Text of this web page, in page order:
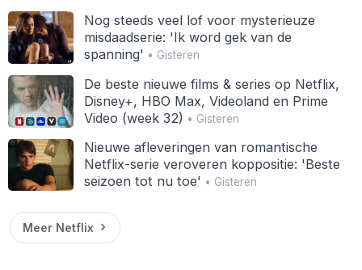
Nog steeds veel lof voor mysterieuze
misdaadserie: 'Ik word gek van de
spanning' • Gisteren
De beste nieuwe films & series op Netflix,
Disney+, HBO Max, Videoland en Prime
Video (week 32) • Gisteren
Nieuwe afleveringen van romantische
Netflix-serie veroveren koppositie: 'Beste
seizoen tot nu toe' • Gisteren
Meer Netflix